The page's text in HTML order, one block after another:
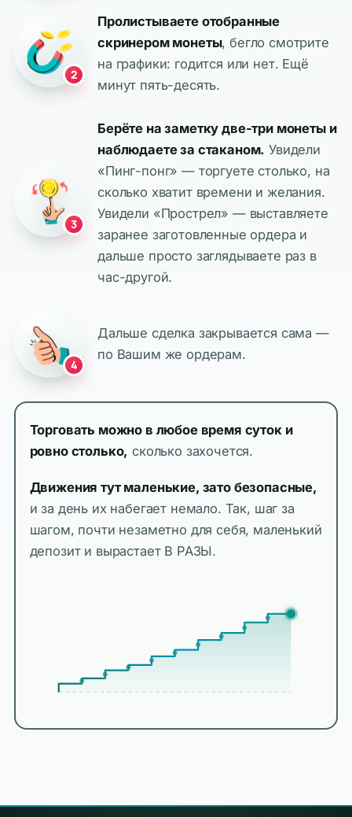
2
Пролистываете отобранные
скринером монеты, бегло смотрите
на графики: годится или нет. Ещё
минут пять-десять.
3
Берёте на заметку две-три монеты и
наблюдаете за стаканом. Увидели
«Пинг-понг» — торгуете столько, на
сколько хватит времени и желания.
Увидели «Прострел» — выставляете
заранее заготовленные ордера и
дальше просто заглядываете раз в
час-другой.
4
Дальше сделка закрывается сама —
по Вашим же ордерам.
Торговать можно в любое время суток и
ровно столько, сколько захочется.
Движения тут маленькие, зато безопасные,
и за день их набегает немало. Так, шаг за
шагом, почти незаметно для себя, маленький
депозит и вырастает В РАЗЫ.